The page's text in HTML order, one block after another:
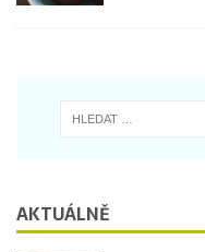
AKTUÁLNĚ